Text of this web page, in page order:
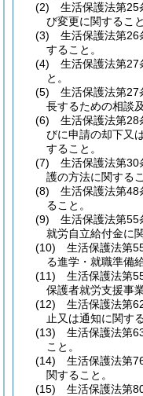
(2)
生活保護法第25
び変更に関すること
(3)
生活保護法第26
すること。
(4)
生活保護法第27
と。
(5)
生活保護法第27
長するための相談
(6)
生活保護法第28
びに申請の却下又
すること。
(7)
生活保護法第30
護の方法に関するこ
(8)
生活保護法第48
ること。
(9)
生活保護法第55
就労自立給付金に
(10)
生活保護法第
る進学・就職準備
(11)
生活保護法第
保護者就労支援事
(12)
生活保護法第
止又は通知に関す
(13)
生活保護法第
こと。
(14)
生活保護法第
関すること。
(15)
生活保護法第